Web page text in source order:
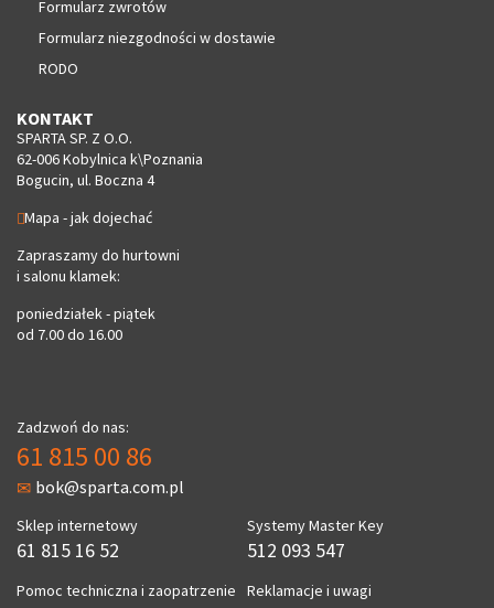
Formularz zwrotów
Formularz niezgodności w dostawie
RODO
KONTAKT
SPARTA SP. Z O.O.
62-006 Kobylnica k\Poznania
Bogucin, ul. Boczna 4
Mapa - jak dojechać
Zapraszamy do hurtowni
i salonu klamek:
poniedziałek - piątek
od 7.00 do 16.00
Zadzwoń do nas:
61 815 00 86
bok@sparta.com.pl
Sklep internetowy
61 815 16 52
Pomoc techniczna i zaopatrzenie
Systemy Master Key
512 093 547
Reklamacje i uwagi